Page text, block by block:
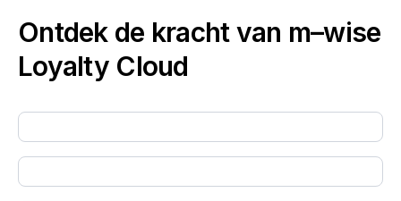
Ontdek de kracht van m–wise
Loyalty Cloud